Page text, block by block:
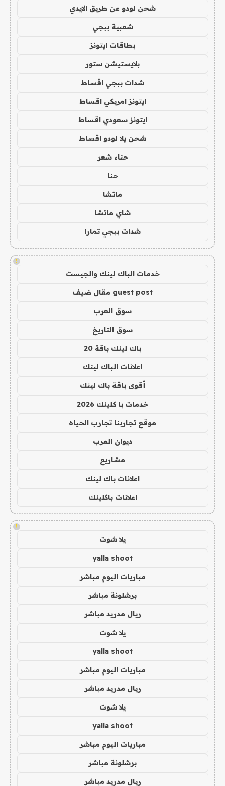
شحن لودو عن طريق الايدي
شعبية ببجي
بطاقات ايتونز
بلايستيشن ستور
شدات ببجي اقساط
ايتونز امريكي اقساط
ايتونز سعودي اقساط
شحن يلا لودو اقساط
حناء شعر
حنا
ماتشا
شاي ماتشا
شدات ببجي تمارا
!
خدمات الباك لينك والجيست
guest post مقال ضيف
سوق العرب
سوق التاريخ
باك لينك باقة 20
اعلانات الباك لينك
أقوى باقة باك لينك
خدمات با كلينك 2026
موقع تجاربنا تجارب الحياه
ديوان العرب
مشاريع
اعلانات باك لينك
اعلانات باكلينك
!
يلا شوت
yalla shoot
مباريات اليوم مباشر
برشلونة مباشر
ريال مدريد مباشر
يلا شوت
yalla shoot
مباريات اليوم مباشر
ريال مدريد مباشر
يلا شوت
yalla shoot
مباريات اليوم مباشر
برشلونة مباشر
ريال مدريد مباشر